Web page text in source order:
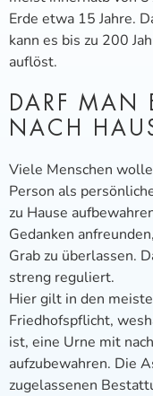
Erde etwa 15 Jahre.
kann es bis zu 200
auflöst.
DARF MAN
NACH
Viele Menschen
Person als
zu Hause
Gedanken
Grab zu überlassen.
streng reguliert.
Hier gilt in den
Friedhofspflicht,
ist, eine Urne mit
aufzubewahren. Die
zugelassenen